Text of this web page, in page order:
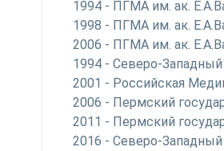
1994 - ПГМА им. ак.
1998 - ПГМА им. ак.
2006 - ПГМА им. ак.
1994 - Северо-
2001 - Российская
2006 - Пермский
2011 - Пермский
2016 - Северо-